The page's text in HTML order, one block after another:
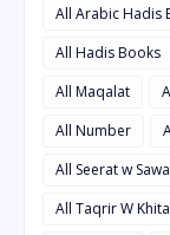
All Arabic Hadis
All Hadis Books
All Maqalat
All Number
All Seerat w
All Taqrir W